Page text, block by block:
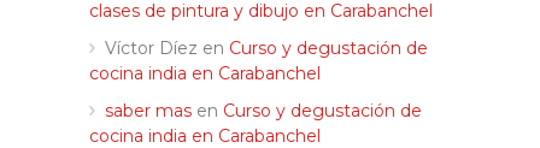
clases de pintura y dibujo en Carabanchel
Víctor Díez en Curso y degustación de
cocina india en Carabanchel
saber mas en Curso y degustación de
cocina india en Carabanchel